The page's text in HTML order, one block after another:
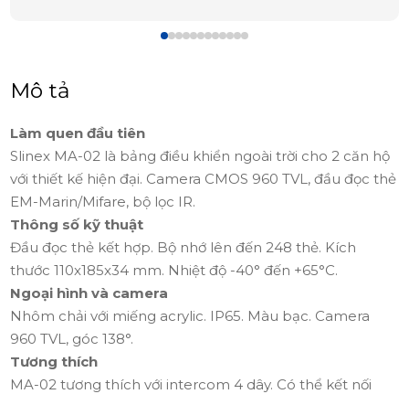
Mô tả
Làm quen đầu tiên
Slinex MA-02 là bảng điều khiển ngoài trời cho 2 căn hộ
với thiết kế hiện đại. Camera CMOS 960 TVL, đầu đọc thẻ
EM-Marin/Mifare, bộ lọc IR.
Thông số kỹ thuật
Đầu đọc thẻ kết hợp. Bộ nhớ lên đến 248 thẻ. Kích
thước 110x185x34 mm. Nhiệt độ -40° đến +65°C.
Ngoại hình và camera
Nhôm chải với miếng acrylic. IP65. Màu bạc. Camera
960 TVL, góc 138°.
Tương thích
MA-02 tương thích với intercom 4 dây. Có thể kết nối